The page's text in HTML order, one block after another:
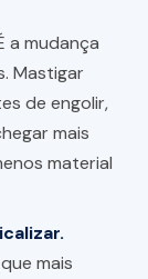
a mudança
Mastigar
de engolir,
mais
material
mais